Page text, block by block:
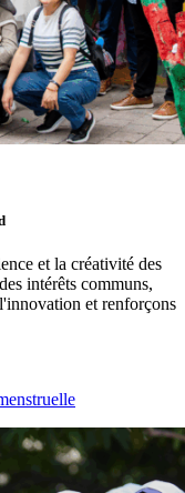
et la créativité des
intérêts communs,
et renforçons